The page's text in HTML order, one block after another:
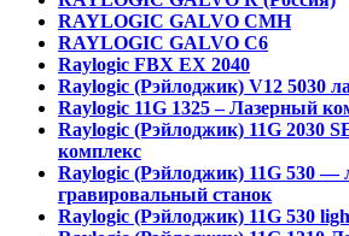
RAYLOGIC GALVO CMH
RAYLOGIC GALVO С6
Raylogic FBX EX 2040
Raylogic (Рэйлоджик) V12 5030
Raylogic 11G 1325 – Лазерный
Raylogic (Рэйлоджик) 11G 2030
комплекс
Raylogic (Рэйлоджик) 11G 530 —
гравировальный станок
Raylogic (Рэйлоджик) 11G 530